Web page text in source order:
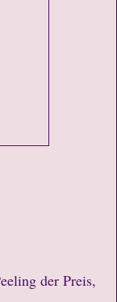
der Preis,